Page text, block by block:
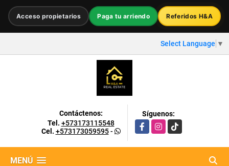
Acceso propietarios Paga tu arriendo Referidos H&A
Select Language ▼
Contáctenos:
Tel. +573173115548
Cel. +573173059595-
Síguenos:
FacebookInstagram
TikTok
MENÚ